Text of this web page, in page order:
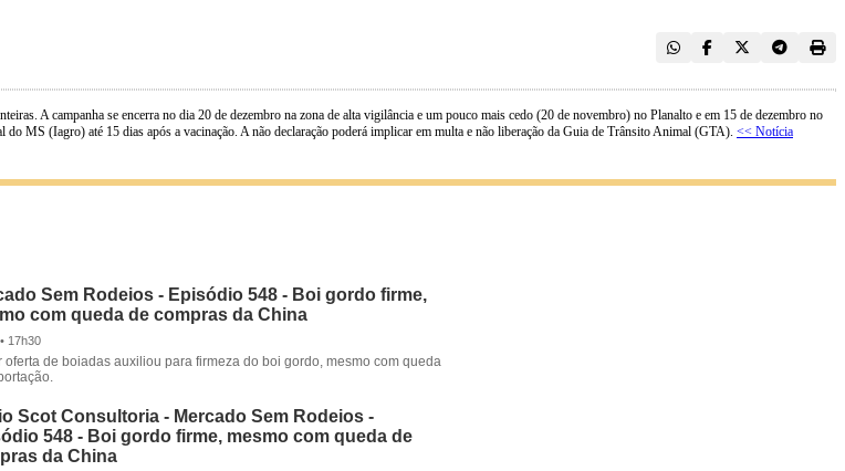
A campanha se encerra no dia 20 de dezembro na zona de alta vigilância e um pouco mais cedo (20 de novembro) no Planalto e em 15 de dezembro no
MS (Iagro) até 15 dias após a vacinação. A não declaração poderá implicar em multa e não liberação da Guia de Trânsito Animal (GTA). << Notícia
Sem Rodeios - Episódio 548 - Boi gordo firme,
com queda de compras da China
17h30
oferta de boiadas auxiliou para firmeza do boi gordo, mesmo com queda
Scot Consultoria - Mercado Sem Rodeios -
548 - Boi gordo firme, mesmo com queda de
da China